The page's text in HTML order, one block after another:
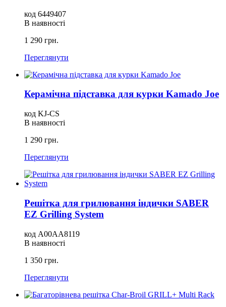
код 6449407
В наявності
1 290 грн.
Переглянути
Керамічна підставка для курки Kamado Joe
код KJ-CS
В наявності
1 290 грн.
Переглянути
Решітка для грилювання індички SABER
EZ Grilling System
код A00AA8119
В наявності
1 350 грн.
Переглянути